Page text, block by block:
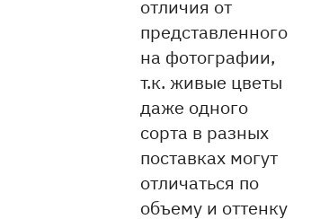
отличия от
представленного
на фотографии,
т.к. живые цветы
даже одного
сорта в разных
поставках могут
отличаться по
объему и оттенку